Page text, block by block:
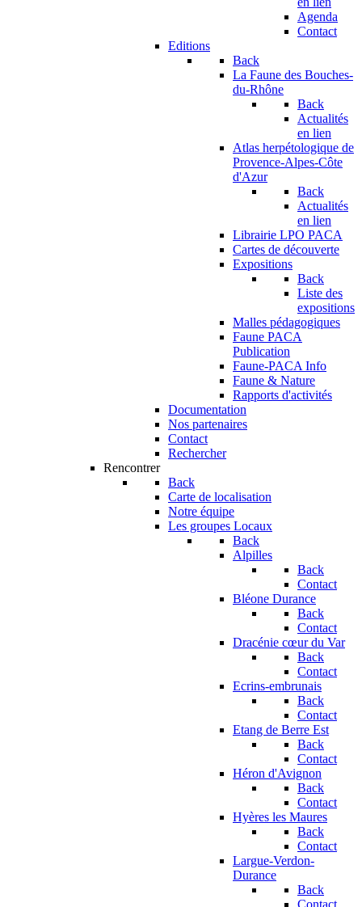
Agenda
Contact
Editions
Back
La Faune des Bouches-
du-Rhône
Back
Actualités
en lien
Atlas herpétologique de
Provence-Alpes-Côte
d'Azur
Back
Actualités
en lien
Librairie LPO PACA
Cartes de découverte
Expositions
Back
Liste des
expositions
Malles pédagogiques
Faune PACA
Publication
Faune-PACA Info
Faune & Nature
Rapports d'activités
Documentation
Nos partenaires
Contact
Rechercher
Rencontrer
Back
Carte de localisation
Notre équipe
Les groupes Locaux
Back
Alpilles
Back
Contact
Bléone Durance
Back
Contact
Dracénie cœur du Var
Back
Contact
Ecrins-embrunais
Back
Contact
Etang de Berre Est
Back
Contact
Héron d'Avignon
Back
Contact
Hyères les Maures
Back
Contact
Largue-Verdon-
Durance
Back
Contact